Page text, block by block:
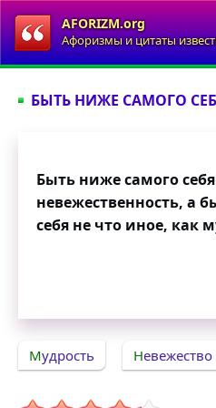
AFORIZM.org
Афоризмы и цитаты
БЫТЬ НИЖЕ САМОГО
Быть ниже самого
невежественность, а
себя не что иное, как
Мудрость Невежество